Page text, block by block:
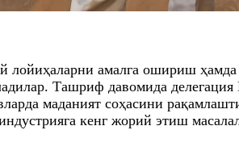
амалга ошириш ҳамда
Ташриф давомида
маданият соҳасини
кенг жорий этиш